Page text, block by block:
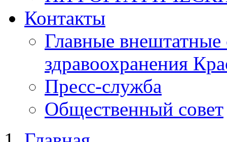
Контакты
Главные внештатные
здравоохранения
Пресс-служба
Общественный совет